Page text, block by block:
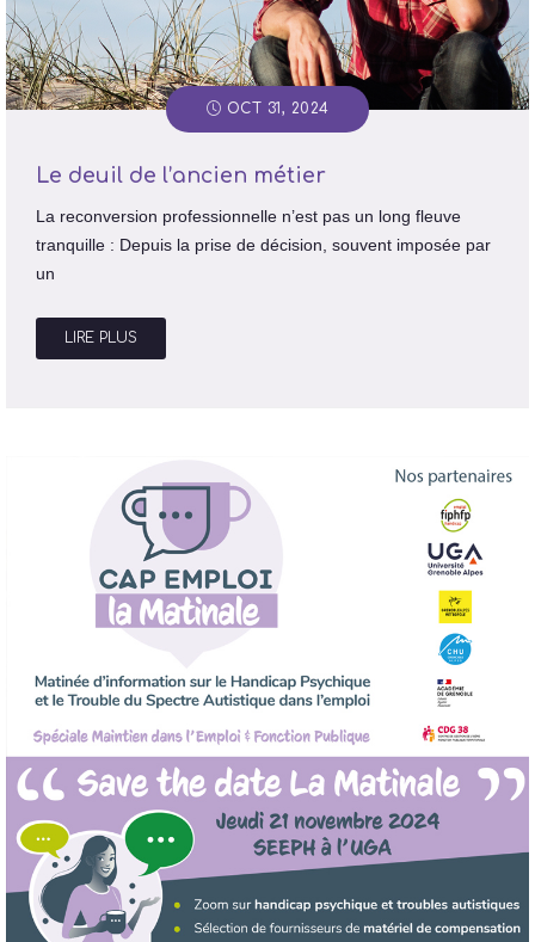
OCT 31, 2024
Le deuil de l’ancien métier
La reconversion professionnelle n’est pas un long fleuve
tranquille : Depuis la prise de décision, souvent imposée par
un
LIRE PLUS